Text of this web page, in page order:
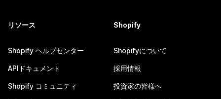
リソース
Shopify ヘルプセンター
APIドキュメント
Shopify コミュニティ
Shopify
Shopifyについて
採用情報
投資家の皆様へ